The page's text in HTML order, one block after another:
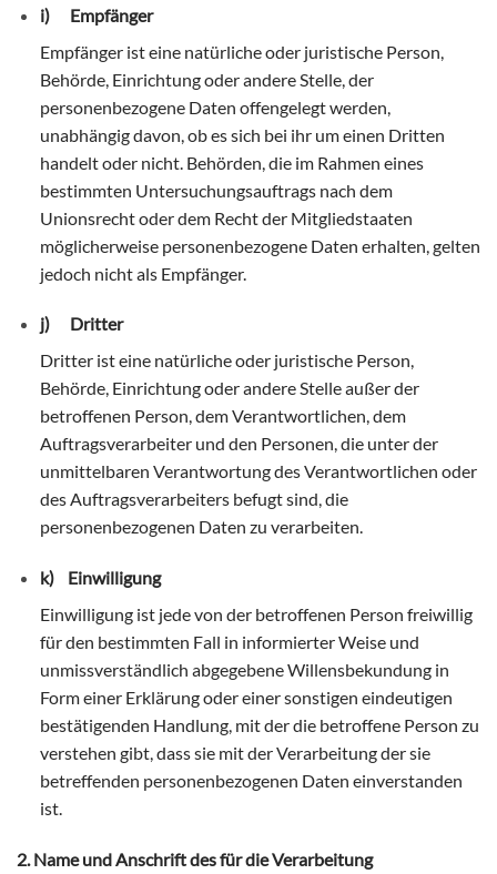
i) Empfänger
Empfänger ist eine natürliche oder juristische Person,
Behörde, Einrichtung oder andere Stelle, der
personenbezogene Daten offengelegt werden,
unabhängig davon, ob es sich bei ihr um einen Dritten
handelt oder nicht. Behörden, die im Rahmen eines
bestimmten Untersuchungsauftrags nach dem
Unionsrecht oder dem Recht der Mitgliedstaaten
möglicherweise personenbezogene Daten erhalten, gelten
jedoch nicht als Empfänger.
j) Dritter
Dritter ist eine natürliche oder juristische Person,
Behörde, Einrichtung oder andere Stelle außer der
betroffenen Person, dem Verantwortlichen, dem
Auftragsverarbeiter und den Personen, die unter der
unmittelbaren Verantwortung des Verantwortlichen oder
des Auftragsverarbeiters befugt sind, die
personenbezogenen Daten zu verarbeiten.
k) Einwilligung
Einwilligung ist jede von der betroffenen Person freiwillig
für den bestimmten Fall in informierter Weise und
unmissverständlich abgegebene Willensbekundung in
Form einer Erklärung oder einer sonstigen eindeutigen
bestätigenden Handlung, mit der die betroffene Person zu
verstehen gibt, dass sie mit der Verarbeitung der sie
betreffenden personenbezogenen Daten einverstanden
ist.
2. Name und Anschrift des für die Verarbeitung